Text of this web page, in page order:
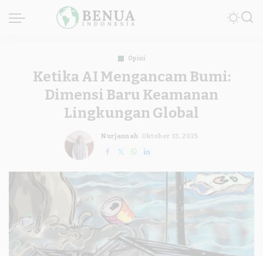
Opini
Ketika AI Mengancam Bumi:
Dimensi Baru Keamanan
Lingkungan Global
Posted
by
Nurjannah Oktober 13, 2025